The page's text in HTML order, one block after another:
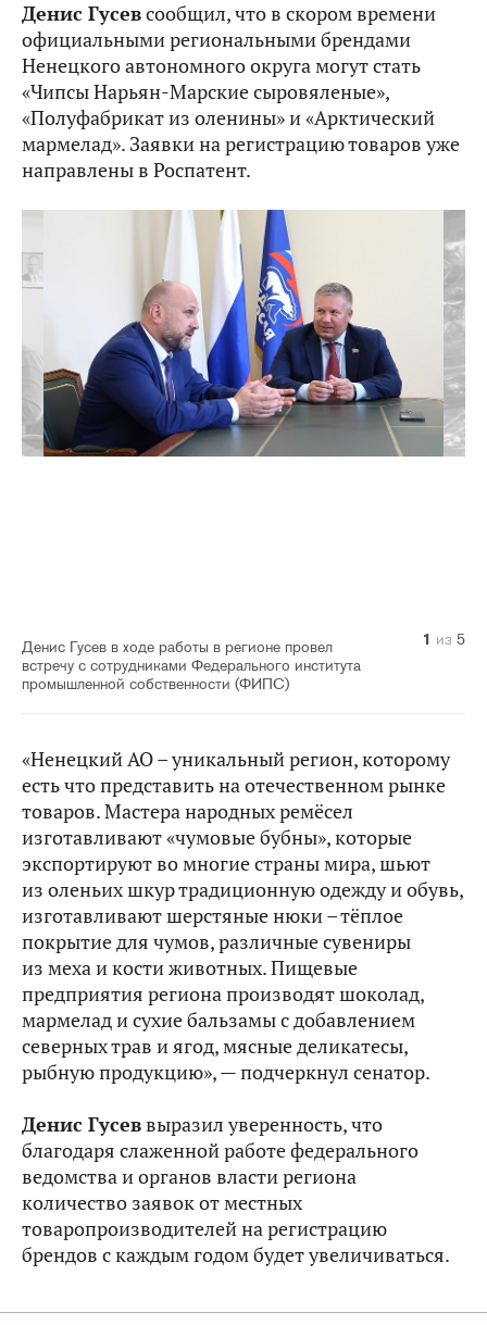
Денис Гусевсообщил, что в скором времени
официальными региональными брендами
Ненецкого автономного округа могут стать
«Чипсы Нарьян-Марские сыровяленые»,
«Полуфабрикат из оленины» и «Арктический
мармелад». Заявки на регистрацию товаров уже
направлены в Роспатент.
Денис Гусев в ходе работы в регионе провел
встречу с сотрудниками Федерального института
промышленной собственности (ФИПС)
1 из 5
2 из 5
3 из 5
4 из 5
5 из 5
«Ненецкий АО – уникальный регион, которому
есть что представить на отечественном рынке
товаров. Мастера народных ремёсел
изготавливают «чумовые бубны», которые
экспортируют во многие страны мира, шьют
из оленьих шкур традиционную одежду и обувь,
изготавливают шерстяные нюки – тёплое
покрытие для чумов, различные сувениры
из меха и кости животных. Пищевые
предприятия региона производят шоколад,
мармелад и сухие бальзамы с добавлением
северных трав и ягод, мясные деликатесы,
рыбную продукцию», — подчеркнул сенатор.
Денис Гусеввыразил уверенность, что
благодаря слаженной работе федерального
ведомства и органов власти региона
количество заявок от местных
товаропроизводителей на регистрацию
брендов с каждым годом будет увеличиваться.